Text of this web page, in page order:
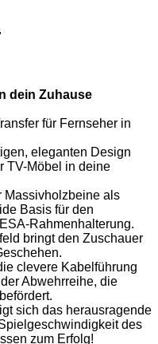
dein Zuhause
für Fernseher in
eleganten Design
TV-Möbel in deine
Massivholzbeine als
Basis für den
Rahmenhalterung.
bringt den Zuschauer
clevere Kabelführung
Abwehrreihe, die
sich das herausragende
des
zum Erfolg!